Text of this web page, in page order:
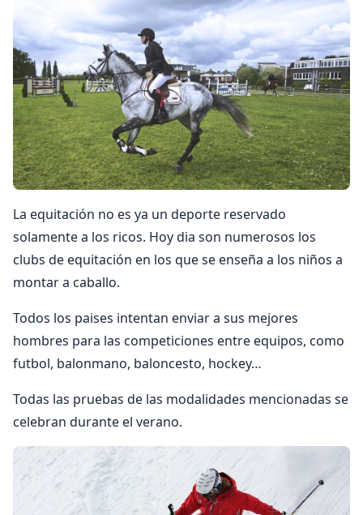
La equitación no es ya un deporte reservado
solamente a los ricos. Hoy dia son numerosos los
clubs de equitación en los que se enseña a los niños a
montar a caballo.
Todos los paises intentan enviar a sus mejores
hombres para las competiciones entre equipos, como
futbol, balonmano, baloncesto, hockey…
Todas las pruebas de las modalidades mencionadas se
celebran durante el verano.